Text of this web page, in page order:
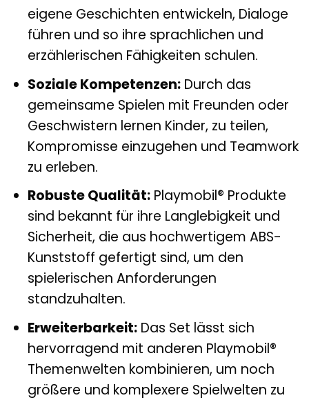
eigene Geschichten entwickeln, Dialoge
führen und so ihre sprachlichen und
erzählerischen Fähigkeiten schulen.
Soziale Kompetenzen:Durch das
gemeinsame Spielen mit Freunden oder
Geschwistern lernen Kinder, zu teilen,
Kompromisse einzugehen und Teamwork
zu erleben.
Robuste Qualität:Playmobil® Produkte
sind bekannt für ihre Langlebigkeit und
Sicherheit, die aus hochwertigem ABS-
Kunststoff gefertigt sind, um den
spielerischen Anforderungen
standzuhalten.
Erweiterbarkeit:Das Set lässt sich
hervorragend mit anderen Playmobil®
Themenwelten kombinieren, um noch
größere und komplexere Spielwelten zu